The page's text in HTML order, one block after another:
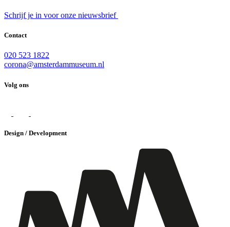
Schrijf je in voor onze nieuwsbrief
Contact
020 523 1822
corona@amsterdammuseum.nl
Volg ons
Design / Development